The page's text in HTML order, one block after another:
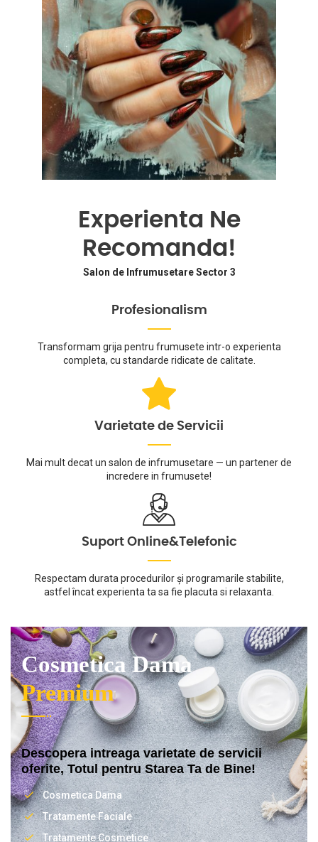
Experienta Ne
Recomanda!
Salon de Infrumusetare Sector 3
Profesionalism
Transformam grija pentru frumusete intr-o experienta
completa, cu standarde ridicate de calitate.
Varietate de Servicii
Mai mult decat un salon de infrumusetare — un partener de
incredere in frumusete!
Suport Online&Telefonic
Respectam durata procedurilor și programarile stabilite,
astfel încat experienta ta sa fie placuta si relaxanta.
Cosmetica Dama
Premium
Descopera intreaga varietate de servicii
oferite, Totul pentru Starea Ta de Bine!
Cosmetica Dama
Tratamente Faciale
Tratamente Cosmetice